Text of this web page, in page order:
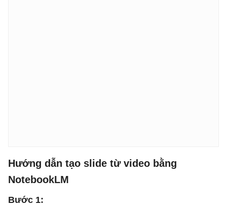
Hướng dẫn tạo slide từ video bằng
NotebookLM
Bước 1: